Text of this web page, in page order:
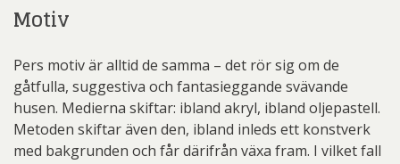
Motiv
Pers motiv är alltid de samma – det rör sig om de
gåtfulla, suggestiva och fantasieggande svävande
husen. Medierna skiftar: ibland akryl, ibland oljepastell.
Metoden skiftar även den, ibland inleds ett konstverk
med bakgrunden och får därifrån växa fram. I vilket fall